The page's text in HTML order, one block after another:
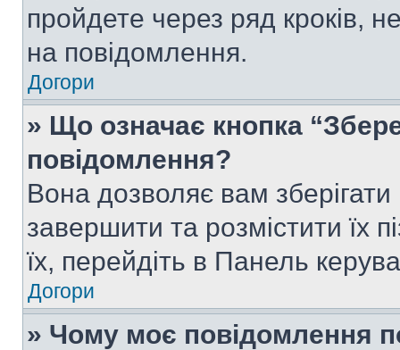
пройдете через ряд кроків,
на повідомлення.
Догори
» Що означає кнопка
повідомлення?
Вона дозволяє вам
завершити та розмістити їх
їх, перейдіть в Панель
Догори
» Чому моє повідомлення